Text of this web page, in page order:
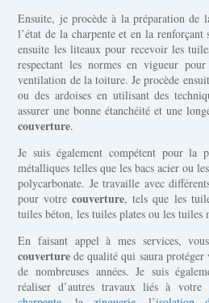
Ensuite, je procède à la préparation de
l’état de la charpente et en la renforçant
ensuite les liteaux pour recevoir les
respectant les normes en vigueur
ventilation de la toiture. Je procède
ou des ardoises en utilisant des
assurer une bonne étanchéité et une
couverture.
Je suis également compétent pour la
métalliques telles que les bacs acier ou
polycarbonate. Je travaille avec
pour votrecouverture, tels que les
tuiles béton, les tuiles plates ou les tuiles
En faisant appel à mes services,
couverturede qualité qui saura
de nombreuses années. Je suis
réaliser d’autres travaux liés à